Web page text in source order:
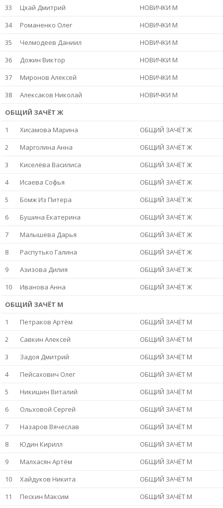
33
Цхай Дмитрий
НОВИЧКИ М
34
Романенко Олег
НОВИЧКИ М
35
Челмодеев Даниил
НОВИЧКИ М
36
Дожин Виктор
НОВИЧКИ М
37
Миронов Алексей
НОВИЧКИ М
38
Алексаков Николай
НОВИЧКИ М
ОБЩИЙ ЗАЧЁТ Ж
1
Хисамова Марина
ОБЩИЙ ЗАЧЁТ Ж
2
Марголина Анна
ОБЩИЙ ЗАЧЁТ Ж
3
Киселёва Василиса
ОБЩИЙ ЗАЧЁТ Ж
4
Исаева Софья
ОБЩИЙ ЗАЧЁТ Ж
5
Бомж Из Питера
ОБЩИЙ ЗАЧЁТ Ж
6
Бушина Екатерина
ОБЩИЙ ЗАЧЁТ Ж
7
Малышева Дарья
ОБЩИЙ ЗАЧЁТ Ж
8
Распутько Галина
ОБЩИЙ ЗАЧЁТ Ж
9
Азизова Дилия
ОБЩИЙ ЗАЧЁТ Ж
10
Иванова Анна
ОБЩИЙ ЗАЧЁТ Ж
ОБЩИЙ ЗАЧЁТ М
1
Петраков Артём
ОБЩИЙ ЗАЧЁТ М
2
Савкин Алексей
ОБЩИЙ ЗАЧЁТ М
3
Задоя Дмитрий
ОБЩИЙ ЗАЧЁТ М
4
Пейсахович Олег
ОБЩИЙ ЗАЧЁТ М
5
Никишин Виталий
ОБЩИЙ ЗАЧЁТ М
6
Ольховой Сергей
ОБЩИЙ ЗАЧЁТ М
7
Назаров Вячеслав
ОБЩИЙ ЗАЧЁТ М
8
Юдин Кирилл
ОБЩИЙ ЗАЧЁТ М
9
Малхасян Артём
ОБЩИЙ ЗАЧЁТ М
10
Хайдуков Никита
ОБЩИЙ ЗАЧЁТ М
11
Пескин Максим ОБЩИЙ ЗАЧЁТ М